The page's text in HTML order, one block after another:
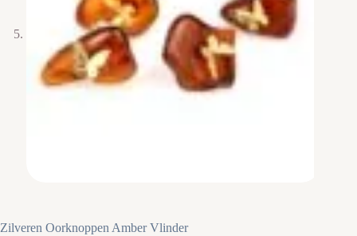
Zilveren Oorknoppen Amber Vlinder